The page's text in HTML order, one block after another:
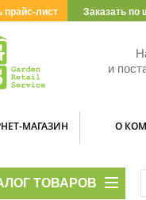
прайс-лист Заказать по
и
МАГАЗИН О
ТОВАРОВ